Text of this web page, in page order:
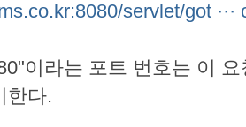
servlet/got ···
이라는 포트 번호는 이
한다.